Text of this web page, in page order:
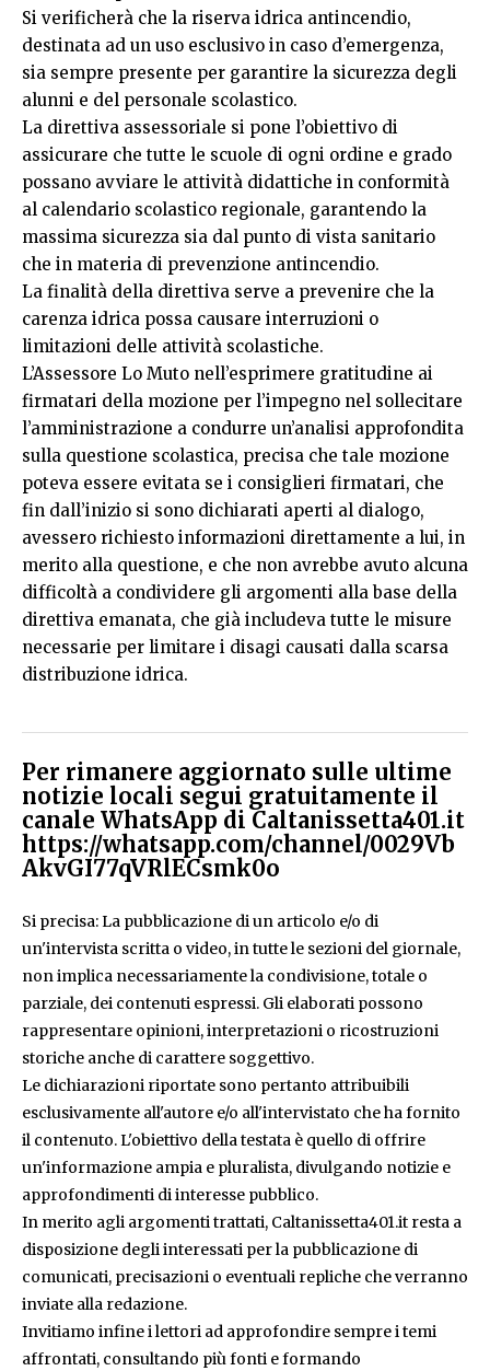
Si verificherà che la riserva idrica antincendio,
destinata ad un uso esclusivo in caso d’emergenza,
sia sempre presente per garantire la sicurezza degli
alunni e del personale scolastico.
La direttiva assessoriale si pone l’obiettivo di
assicurare che tutte le scuole di ogni ordine e grado
possano avviare le attività didattiche in conformità
al calendario scolastico regionale, garantendo la
massima sicurezza sia dal punto di vista sanitario
che in materia di prevenzione antincendio.
La finalità della direttiva serve a prevenire che la
carenza idrica possa causare interruzioni o
limitazioni delle attività scolastiche.
L’Assessore Lo Muto nell’esprimere gratitudine ai
firmatari della mozione per l’impegno nel sollecitare
l’amministrazione a condurre un’analisi approfondita
sulla questione scolastica, precisa che tale mozione
poteva essere evitata se i consiglieri firmatari, che
fin dall’inizio si sono dichiarati aperti al dialogo,
avessero richiesto informazioni direttamente a lui, in
merito alla questione, e che non avrebbe avuto alcuna
difficoltà a condividere gli argomenti alla base della
direttiva emanata, che già includeva tutte le misure
necessarie per limitare i disagi causati dalla scarsa
distribuzione idrica.
Per rimanere aggiornato sulle ultime
notizie locali segui gratuitamente il
canale WhatsApp di Caltanissetta401.it
https://whatsapp.com/channel/0029Vb
AkvGI77qVRlECsmk0o
Si precisa: La pubblicazione di un articolo e/o di
un'intervista scritta o video, in tutte le sezioni del giornale,
non implica necessariamente la condivisione, totale o
parziale, dei contenuti espressi. Gli elaborati possono
rappresentare opinioni, interpretazioni o ricostruzioni
storiche anche di carattere soggettivo.
Le dichiarazioni riportate sono pertanto attribuibili
esclusivamente all'autore e/o all'intervistato che ha fornito
il contenuto. L'obiettivo della testata è quello di offrire
un'informazione ampia e pluralista, divulgando notizie e
approfondimenti di interesse pubblico.
In merito agli argomenti trattati, Caltanissetta401.it resta a
disposizione degli interessati per la pubblicazione di
comunicati, precisazioni o eventuali repliche che verranno
inviate alla redazione.
Invitiamo infine i lettori ad approfondire sempre i temi
affrontati, consultando più fonti e formando